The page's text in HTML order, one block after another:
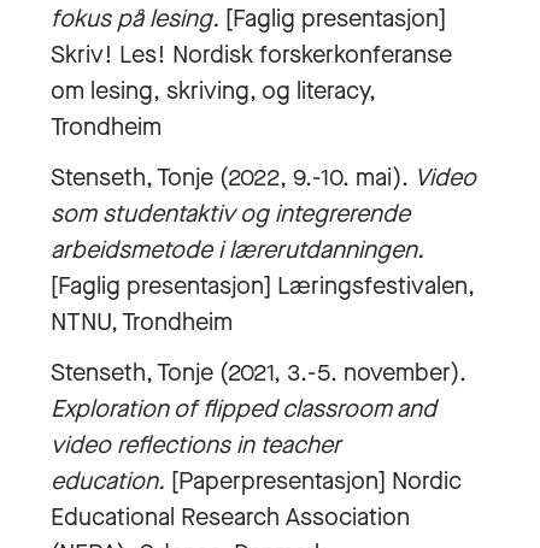
fokus på lesing. [Faglig presentasjon]
Skriv! Les! Nordisk forskerkonferanse
om lesing, skriving, og literacy,
Trondheim
Stenseth, Tonje (2022, 9.-10. mai). Video
som studentaktiv og integrerende
arbeidsmetode i lærerutdanningen.
[Faglig presentasjon] Læringsfestivalen,
NTNU, Trondheim
Stenseth, Tonje (2021, 3.-5. november).
Exploration of flipped classroom and
video reflections in teacher
education. [Paperpresentasjon] Nordic
Educational Research Association